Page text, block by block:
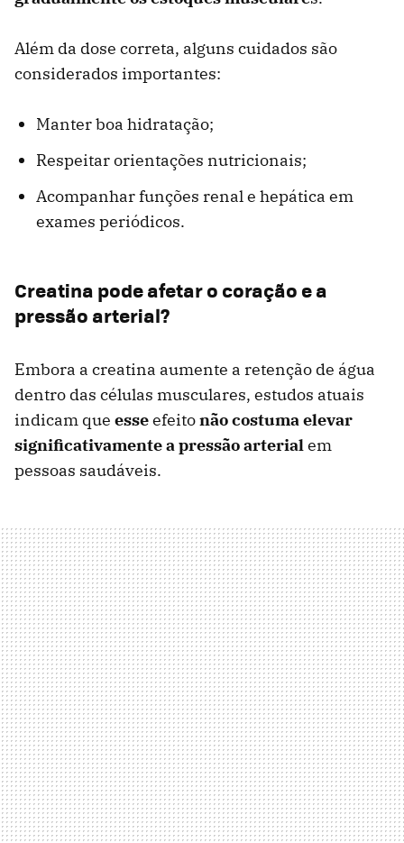
Além da dose correta, alguns cuidados são
considerados importantes:
Manter boa hidratação;
Respeitar orientações nutricionais;
Acompanhar funções renal e hepática em
exames periódicos.
Creatina pode afetar o coração e a
pressão arterial?
Embora a creatina aumente a retenção de água
dentro das células musculares, estudos atuais
indicam que esseefeitonão costuma elevar
significativamente a pressão arterialem
pessoas saudáveis.